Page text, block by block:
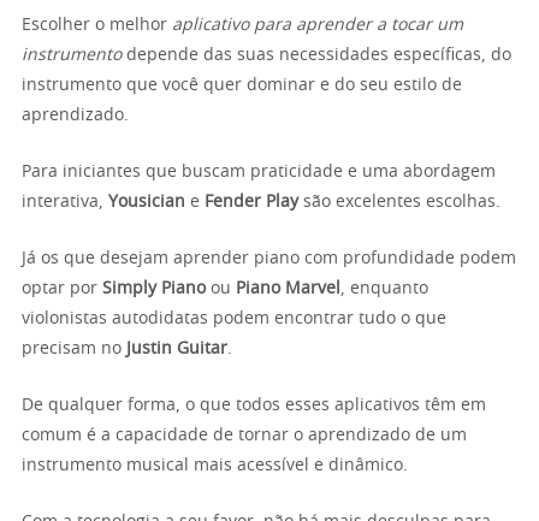
Escolher o melhor aplicativo para aprender a tocar um
instrumentodepende das suas necessidades específicas, do
instrumento que você quer dominar e do seu estilo de
aprendizado.
Para iniciantes que buscam praticidade e uma abordagem
interativa, Yousician e Fender Playsão excelentes escolhas.
Já os que desejam aprender piano com profundidade podem
optar por Simply Pianoou Piano Marvel
, enquanto
violonistas autodidatas podem encontrar tudo o que
precisam no
Justin Guitar
De qualquer forma, o que todos esses aplicativos têm em
comum é a capacidade de tornar o aprendizado de um
instrumento musical mais acessível e dinâmico.